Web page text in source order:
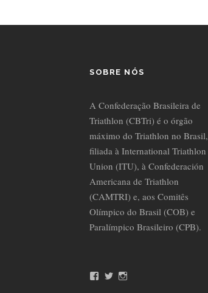
SOBRE NÓS
A Confederação Brasileira de
Triathlon (CBTri) é o órgão
máximo do Triathlon no Brasil,
filiada à International Triathlon
Union (ITU), à Confederación
Americana de Triathlon
(CAMTRI) e, aos Comitês
Olímpico do Brasil (COB) e
Paralímpico Brasileiro (CPB).
T